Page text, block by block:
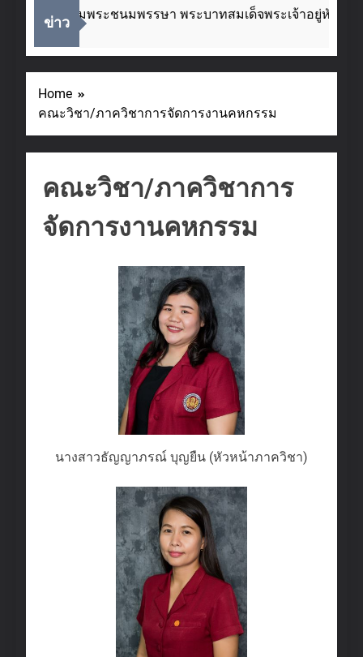
ข่าว
กาสวันเฉลิมพระชนมพรรษา พระบาทสมเด็จพระเจ้าอยู่หัว ๒๘
Home
คณะวิชา/ภาควิชาการจัดการงานคหกรรม
คณะวิชา/ภาควิชาการ
จัดการงานคหกรรม
นางสาวธัญญาภรณ์ บุญยืน (หัวหน้าภาควิชา)